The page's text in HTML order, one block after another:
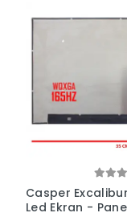
Casper Excalibur
Led Ekran -